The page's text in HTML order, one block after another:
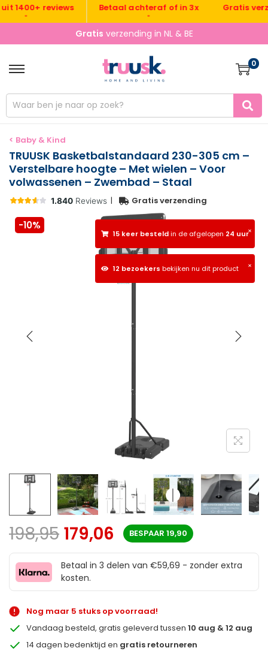
reviews Betaal achteraf of in 3x Gratis
Gratis verzending in NL & BE
0
< Baby & Kind
TRUUSK Basketbalstandaard 230-305 cm –
Verstelbare hoogte – Met wielen – Voor
volwassenen – Zwembad – Staal
| Gratis verzending
×
15 keer besteldin de afgelopen 24 uur
×
12 bezoekers bekijken nu dit product
-10%
198,95 179,06 BESPAAR 19,90
Betaal in 3 delen van €59,69 - zonder extra
kosten.
Nog maar 5 stuks op voorraad!
Vandaag besteld, gratis geleverd tussen10 aug & 12 aug
14 dagen bedenktijd en gratis retourneren